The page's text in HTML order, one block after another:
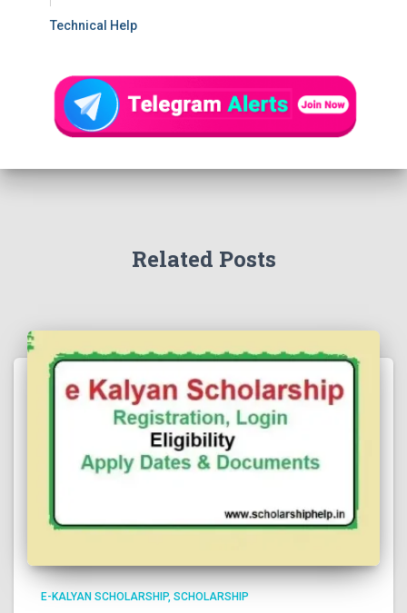
Technical Help
Related Posts
E-KALYAN SCHOLARSHIP SCHOLARSHIP